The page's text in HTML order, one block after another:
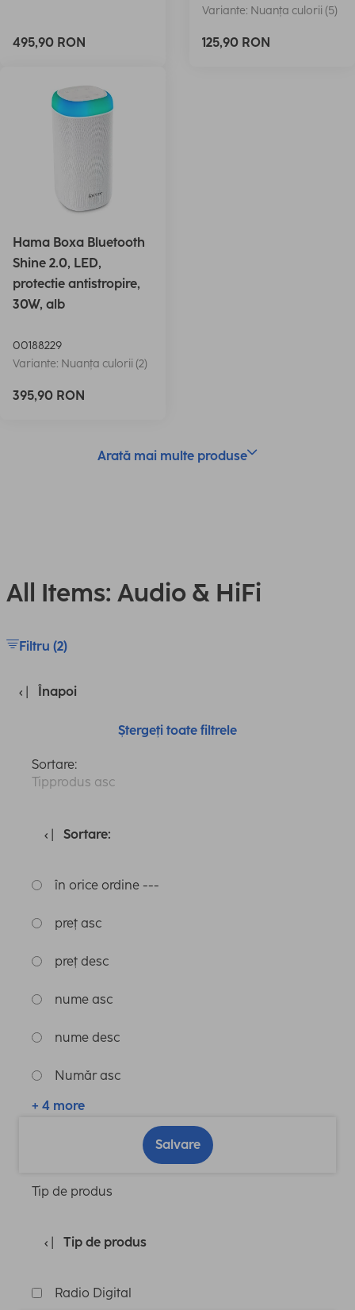
495,90 RON
Variante: Nuanța culorii (5)
125,90 RON
Hama Boxa Bluetooth
Shine 2.0, LED,
protectie antistropire,
30W, alb
00188229
Variante: Nuanța culorii (2)
395,90 RON
Arată mai multe produse
All Items: Audio & HiFi
Filtru (2)
Înapoi
Ștergeți toate filtrele
Sortare:
Tipprodus asc
Sortare:
în orice ordine ---
preț asc
preț desc
nume asc
nume desc
Număr asc
+ 4 more
Salvare
Tip de produs
Tip de produs
Radio Digital